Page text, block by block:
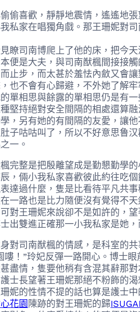
喜歡，靜靜地震情，遙遙地
家在唱獨角戲。那王珊妮對
司南博爬上了他的床，把今
是大夫，與司南猷楓間接接
止步，而太甚於羞怯內斂又會
也不會有心歸避，不外她了解
相思與餘露的單相思仍是有
堅持絕對安全間隔的相處還算
，另有她的有間隔的友愛，讓
子咕咕叫了，所以不好意思鲁
一。
整是把殷離望成是勤懇勤學
倆小我私家喜歡彼此約往吃
達過什麼，隻是比看待平凡共
一路也是比力隨便沒有覺得不
對王珊妮來說卻不是如許的，
出雙進正確那一小我私家是她，
司南猷楓的情感，是科室的
！”玲妃反彈一路開心。博士
盡情，隻要他稍有含混其辭那
士長望著王珊妮那絕不粉飾的
的性情不提的話也算是護士
花園 陳跡的對王珊妮的歸